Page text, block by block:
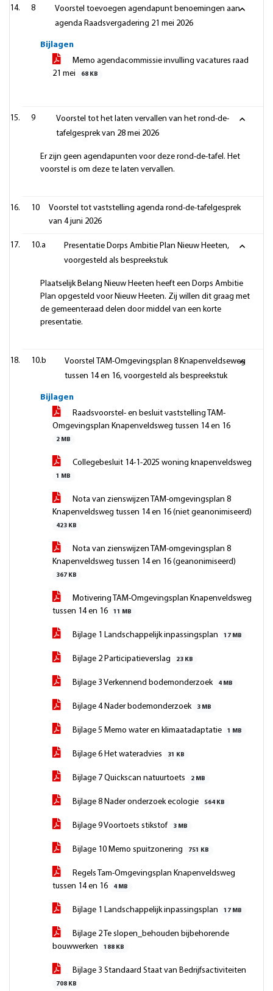
8
Voorstel toevoegen agendapunt benoemingen aan
agenda Raadsvergadering 21 mei 2026
Bijlagen
Memo agendacommissie invulling vacatures raad
21 mei
68 KB
9
Voorstel tot het laten vervallen van het rond-de-
tafelgesprek van 28 mei 2026
Er zijn geen agendapunten voor deze rond-de-tafel. Het
voorstel is om deze te laten vervallen.
10
Voorstel tot vaststelling agenda rond-de-tafelgesprek
van 4 juni 2026
10.a
Presentatie Dorps Ambitie Plan Nieuw Heeten,
voorgesteld als bespreekstuk
Plaatselijk Belang Nieuw Heeten heeft een Dorps Ambitie
Plan opgesteld voor Nieuw Heeten. Zij willen dit graag met
de gemeenteraad delen door middel van een korte
presentatie.
10.b
Voorstel TAM-Omgevingsplan 8 Knapenveldseweg
tussen 14 en 16, voorgesteld als bespreekstuk
Bijlagen
Raadsvoorstel- en besluit vaststelling TAM-
Omgevingsplan Knapenveldsweg tussen 14 en 16
2 MB
Collegebesluit 14-1-2025 woning knapenveldsweg
1 MB
Nota van zienswijzen TAM-omgevingsplan 8
Knapenveldsweg tussen 14 en 16 (niet geanonimiseerd)
423 KB
Nota van zienswijzen TAM-omgevingsplan 8
Knapenveldsweg tussen 14 en 16 (geanonimiseerd)
367 KB
Motivering TAM-Omgevingsplan Knapenveldsweg
tussen 14 en 16
11 MB
Bijlage 1 Landschappelijk inpassingsplan 17 MB
Bijlage 2 Participatieverslag 23 KB
Bijlage 3 Verkennend bodemonderzoek 4 MB
Bijlage 4 Nader bodemonderzoek 3 MB
Bijlage 5 Memo water en klimaatadaptatie 1 MB
Bijlage 6 Het wateradvies 31 KB
Bijlage 7 Quickscan natuurtoets 2 MB
Bijlage 8 Nader onderzoek ecologie 564 KB
Bijlage 9 Voortoets stikstof 3 MB
Bijlage 10 Memo spuitzonering 751 KB
Regels Tam-Omgevingsplan Knapenveldsweg
tussen 14 en 16
4 MB
Bijlage 1 Landschappelijk inpassingsplan 17 MB
Bijlage 2 Te slopen_behouden bijbehorende
bouwwerken
188 KB
Bijlage 3 Standaard Staat van Bedrijfsactiviteiten
708 KB